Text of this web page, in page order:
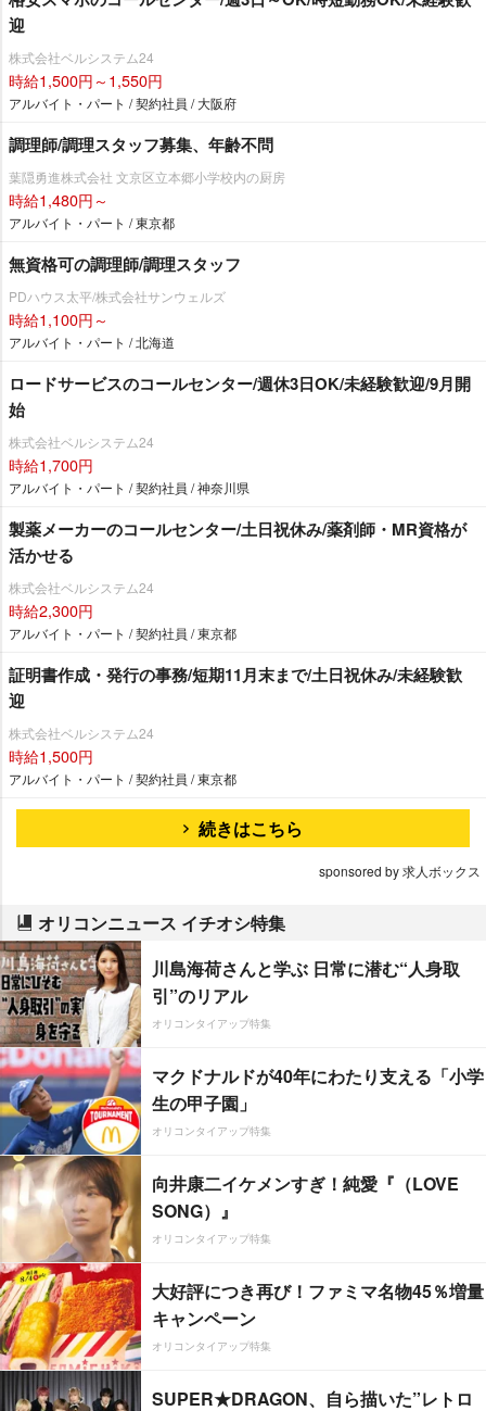
迎
株式会社ベルシステム24
時給1,500円～1,550円
アルバイト・パート / 契約社員 / 大阪府
調理師/調理スタッフ募集、年齢不問
葉隠勇進株式会社 文京区立本郷小学校内の厨房
時給1,480円～
アルバイト・パート / 東京都
無資格可の調理師/調理スタッフ
PDハウス太平/株式会社サンウェルズ
時給1,100円～
アルバイト・パート / 北海道
ロードサービスのコールセンター/週休3日OK/未経験歓迎/9月開
始
株式会社ベルシステム24
時給1,700円
アルバイト・パート / 契約社員 / 神奈川県
製薬メーカーのコールセンター/土日祝休み/薬剤師・MR資格が
活かせる
株式会社ベルシステム24
時給2,300円
アルバイト・パート / 契約社員 / 東京都
証明書作成・発行の事務/短期11月末まで/土日祝休み/未経験歓
迎
株式会社ベルシステム24
時給1,500円
アルバイト・パート / 契約社員 / 東京都
続きはこちら
sponsored by 求人ボックス
オリコンニュース イチオシ特集
川島海荷さんと学ぶ 日常に潜む“人身取
引”のリアル
オリコンタイアップ特集
マクドナルドが40年にわたり支える「小学
生の甲子園」
オリコンタイアップ特集
向井康二イケメンすぎ！純愛『（LOVE
SONG）』
オリコンタイアップ特集
大好評につき再び！ファミマ名物45％増量
キャンペーン
オリコンタイアップ特集
SUPER★DRAGON、自ら描いた”レトロ